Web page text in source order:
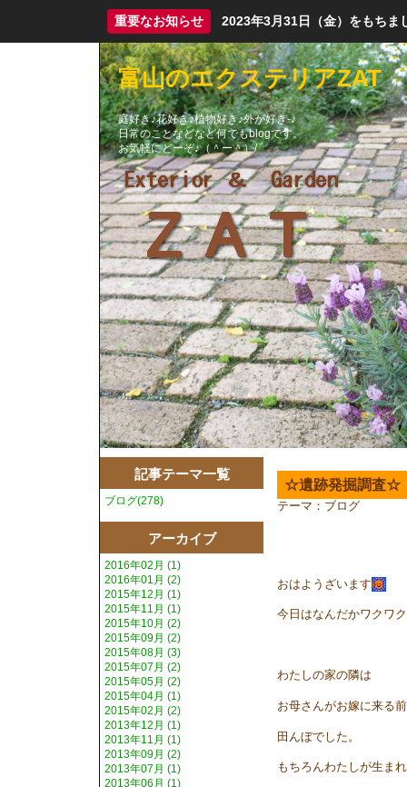
重要なお知らせ 2023年3月31日（金）をもちま
富山のエクステリアZAT
庭好き♪花好き♪植物好き♪外が好き-♪
日常のことなどなど何でもblogです。
お気軽にどーぞ♪（＾ー＾）/
☆遺跡発掘調査☆
テーマ： ブログ
おはようざいます
今日はなんだかワクワ
わたしの家の隣は
お母さんがお嫁に来る
田んぼでした。
もちろんわたしが生ま
記事テーマ一覧
ブログ(278)
アーカイブ
2016年02月 (1)
2016年01月 (2)
2015年12月 (1)
2015年11月 (1)
2015年10月 (2)
2015年09月 (2)
2015年08月 (3)
2015年07月 (2)
2015年05月 (2)
2015年04月 (1)
2015年02月 (2)
2013年12月 (1)
2013年11月 (1)
2013年09月 (2)
2013年07月 (1)
2013年06月 (1)